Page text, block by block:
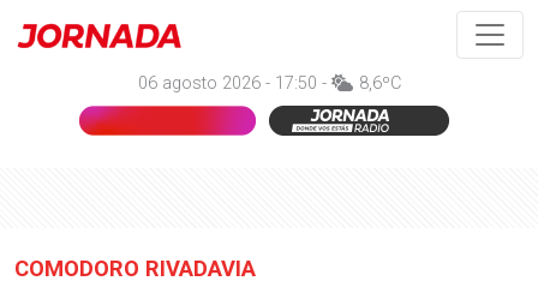
06 agosto 2026 - 17:50 - 8,6ºC
COMODORO RIVADAVIA